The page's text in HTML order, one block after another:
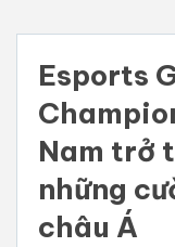
Esports
Nam trở
những
châu Á